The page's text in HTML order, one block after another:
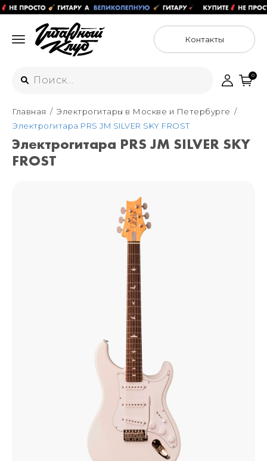
Контакты
Интернет-магазин
+7 (925) 125-54-44
Москва
ул. Гороховая 49Б, "SENO"
Мастерские
+7 (925) 879-85-35
+7 (999) 213-51-93
0
Главная
Электрогитары в Москве и Петербурге
Электрогитара PRS JM SILVER SKY FROST
Электрогитара PRS JM SILVER SKY
FROST